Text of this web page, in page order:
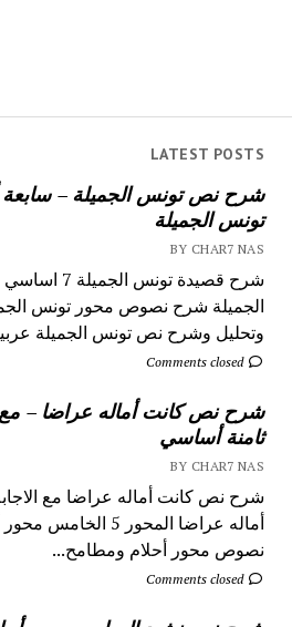
LATEST POSTS
شرح نص تونس الجميلة –
تونس الجميلة
BY CHAR7 NAS
وتحليل وشرح نص تونس الجميلة
Comments closed
شرح نص كانت أماله عراضا – مع
ثامنة أساسي
BY CHAR7 NAS
شرح نص كانت أماله عراضا مع
أماله عراضا المحور
نصوص محور أحلام ومطامح...
Comments closed